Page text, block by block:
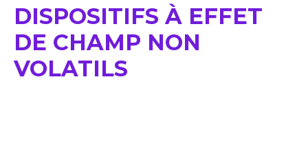
DISPOSITIFS À EFFET
DE CHAMP NON
VOLATILS